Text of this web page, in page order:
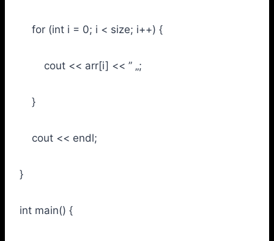
for (int i = 0; i < size; i++) {
cout << arr[i] << ” „;
}
cout << endl;
}
int main() {